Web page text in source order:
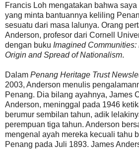
Francis Loh mengatakan bahwa
yang minta bantuannya keliling
sesuatu dari masa lalunya. Orang
Anderson, profesor dari Cornell
dengan buku Imagined
Origin and Spread of Nationalism.
Dalam Penang Heritage Trust
2003, Anderson menulis
Penang. Dia bilang ayahnya, James
Anderson, meninggal pada 1946
berumur sembilan tahun, adik
perempuan tiga tahun. Anderson
mengenal ayah mereka kecuali tahu
Penang pada Juli 1893. James